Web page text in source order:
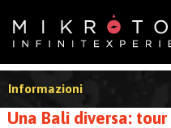
Informazioni
Una Bali diversa: